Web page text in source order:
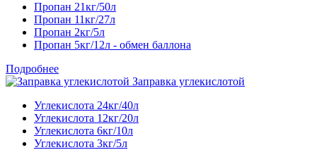
Пропан 21кг/50л
Пропан 11кг/27л
Пропан 2кг/5л
Пропан 5кг/12л - обмен баллона
Подробнее
Заправка углекислотой
Углекислота 24кг/40л
Углекислота 12кг/20л
Углекислота 6кг/10л
Углекислота 3кг/5л